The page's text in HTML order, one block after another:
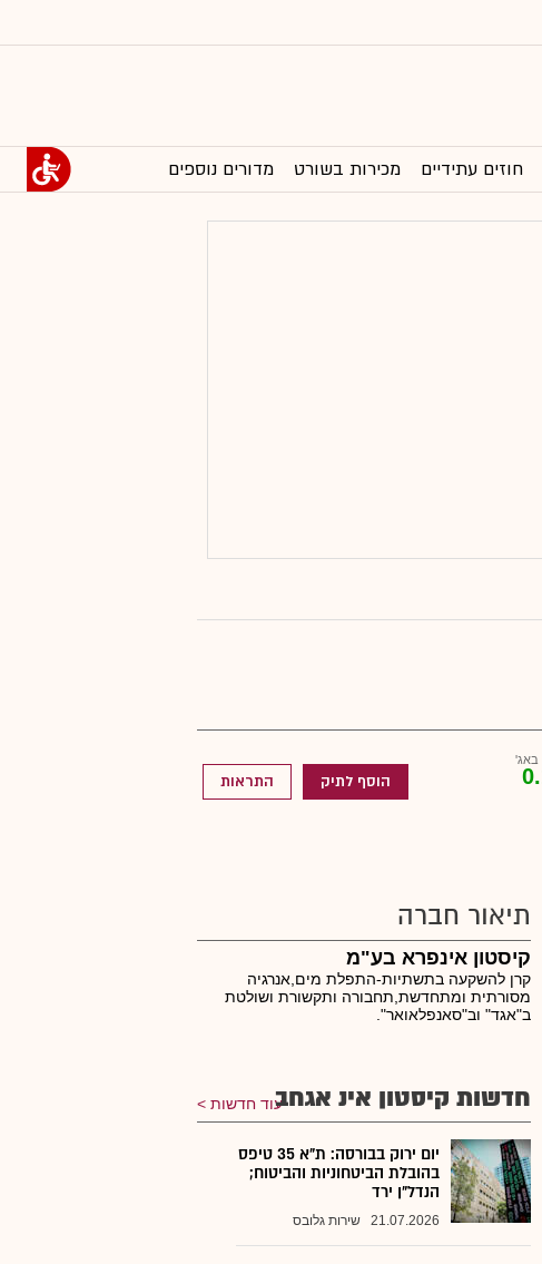
חוזים עתידיים מכירות בשורט מדורים נוספים
באג'
הוסף לתיק התראות
תיאור חברה
קיסטון אינפרא בע"מ
קרן להשקעה בתשתיות-התפלת מים,אנרגיה
מסורתית ומתחדשת,תחבורה ותקשורת ושולטת
ב"אגד" וב"סאנפלאואר".
חדשות קיסטון אינ אגחבעוד חדשות
יום ירוק בבורסה: ת"א 35 טיפס
בהובלת הביטחוניות והביטוח;
הנדל"ן ירד
21.07.2026 שירות גלובס